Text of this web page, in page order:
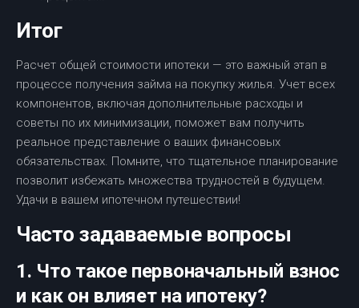
Итог
Расчет общей стоимости ипотеки — это важный этап в
процессе получения займа на покупку жилья. Учет всех
компонентов, включая дополнительные расходы и
советы по их минимизации, поможет вам получить
реальное представление о ваших финансовых
обязательствах. Помните, что тщательное планирование
позволит избежать множества трудностей в будущем.
Удачи в вашем ипотечном путешествии!
Часто задаваемые вопросы
1. Что такое первоначальный взнос
и как он влияет на ипотеку?